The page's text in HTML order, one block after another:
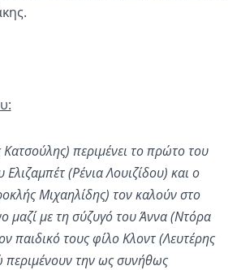
περιμένει το πρώτο του
(Ρένια Λουιζίδου) και ο
Μιχαηλίδης) τον καλούν στο
μαζί με τη σύζυγό του Άννα (Ντόρα
παιδικό τους φίλο Κλοντ (Λευτέρης
περιμένουν την ως συνήθως